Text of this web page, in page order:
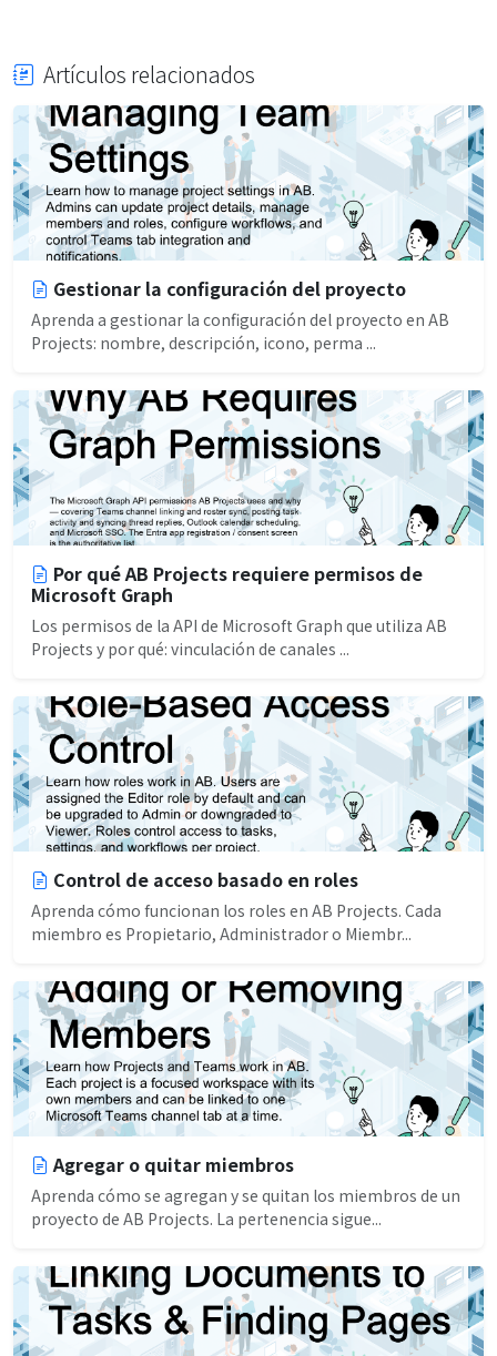
Artículos relacionados
Gestionar la configuración del proyecto
Aprenda a gestionar la configuración del proyecto en AB
Projects: nombre, descripción, icono, perma ...
Por qué AB Projects requiere permisos de
Microsoft Graph
Los permisos de la API de Microsoft Graph que utiliza AB
Projects y por qué: vinculación de canales ...
Control de acceso basado en roles
Aprenda cómo funcionan los roles en AB Projects. Cada
miembro es Propietario, Administrador o Miembr...
Agregar o quitar miembros
Aprenda cómo se agregan y se quitan los miembros de un
proyecto de AB Projects. La pertenencia sigue...